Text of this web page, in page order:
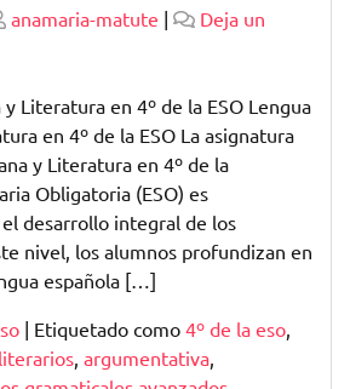
anamaria-matute |
Deja un
Literatura en 4º de la ESO Lengua
en 4º de la ESO La asignatura
y Literatura en 4º de la
Obligatoria (ESO) es
desarrollo integral de los
nivel, los alumnos profundizan en
española […]
| Etiquetado como 4º de la eso,
, argumentativa,